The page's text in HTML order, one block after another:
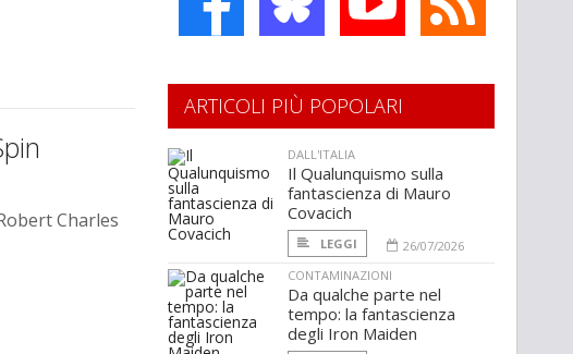
Charles
ARTICOLI PIÙ POPOLARI
DALL'ITALIA
Il Qualunquismo sulla
fantascienza di Mauro
Covacich
LEGGI
26/07/2026
CONTAMINAZIONI
Da qualche parte nel
tempo: la fantascienza
degli Iron Maiden